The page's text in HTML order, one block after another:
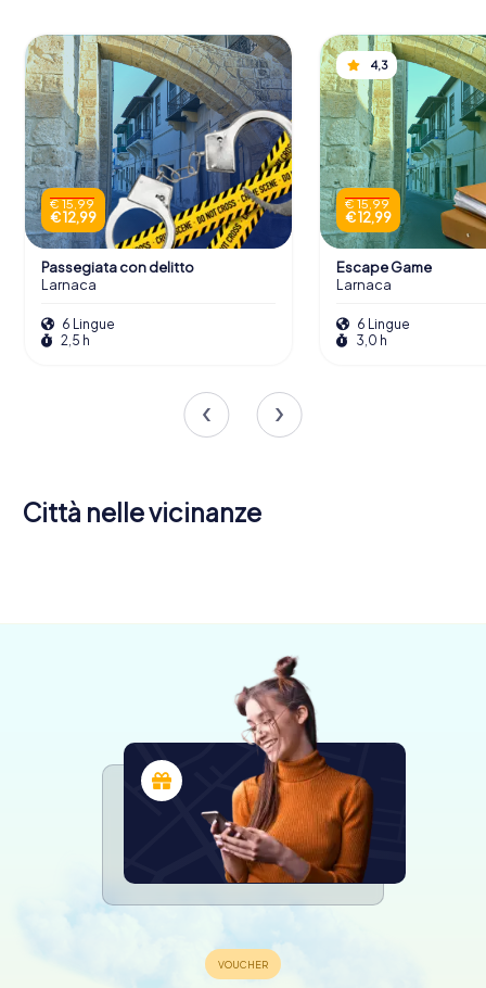
€ 15,99
€ 12,99
Passegiata con delitto
Larnaca
6 Lingue
2,5 h
4,3
€ 15,99
€ 12,99
Escape Game
Larnaca
6 Lingue
3,0 h
Città nelle vicinanze